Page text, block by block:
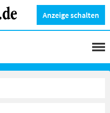
Anzeige schalten